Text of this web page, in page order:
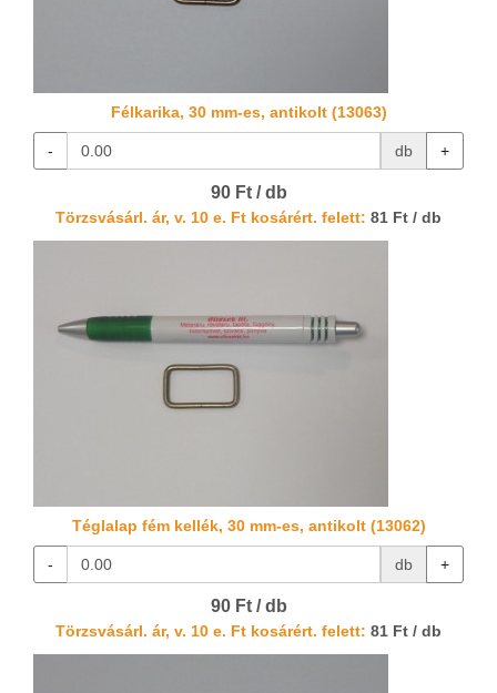
Félkarika, 30 mm-es, antikolt (13063)
- db +
90 Ft / db
Törzsvásárl. ár, v. 10 e. Ft kosárért. felett: 81 Ft / db
Téglalap fém kellék, 30 mm-es, antikolt (13062)
- db +
90 Ft / db
Törzsvásárl. ár, v. 10 e. Ft kosárért. felett: 81 Ft / db